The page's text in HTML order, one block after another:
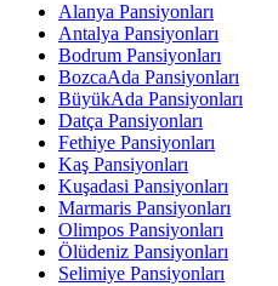
Alanya Pansiyonları
Antalya Pansiyonları
Bodrum Pansiyonları
BozcaAda Pansiyonları
BüyükAda Pansiyonları
Datça Pansiyonları
Fethiye Pansiyonları
Kaş Pansiyonları
Kuşadasi Pansiyonları
Marmaris Pansiyonları
Olimpos Pansiyonları
Ölüdeniz Pansiyonları
Selimiye Pansiyonları